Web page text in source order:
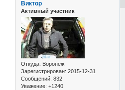
Виктор
Активный участник
Откуда: Воронеж
Зарегистрирован: 2015-12-31
Сообщений: 832
Уважение: +1240